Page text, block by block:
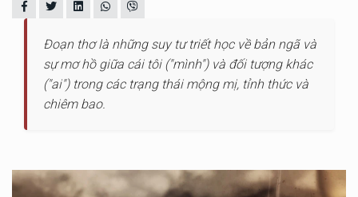
Đoạn thơ là những suy tư triết học về bản ngã và
sự mơ hồ giữa cái tôi ("mình") và đối tượng khác
("ai") trong các trạng thái mộng mị, tỉnh thức và
chiêm bao.